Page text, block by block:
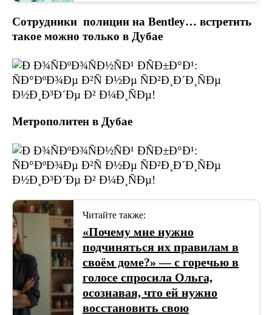
Сотрудники полиции на Bentley… встретить
такое можно только в Дубае
Метрополитен в Дубае
Читайте также:
«Почему мне нужно
подчиняться их правилам в
своём доме?» — с горечью в
голосе спросила Ольга,
осознавая, что ей нужно
восстановить свою